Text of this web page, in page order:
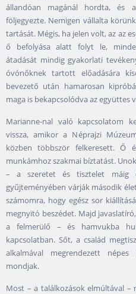
állandóan magánál hordta, és
följegyezte. Nemigen vállalta
tartását. Mégis, ha jelen volt, az az
ő befolyása alatt folyt le,
átadását mindig gyakorlati
óvónőknek tartott előadására
bevezető után hamarosan
maga is bekapcsolódva az együttes
Marianne-nal való kapcsolatom
vissza, amikor a Néprajzi
közben többször felkeresett. Ő
munkámhoz szakmai bíztatást.
– a szeretet és tisztelet máig
gyűjteményében várják második
számomra, hogy egész sor
megnyitó beszédet. Majd
a felmerülő – és hamvukba
kapcsolatban. Sőt, a család
alkalmával megrendezett
mondjak.
Most – a találkozások elmúltával